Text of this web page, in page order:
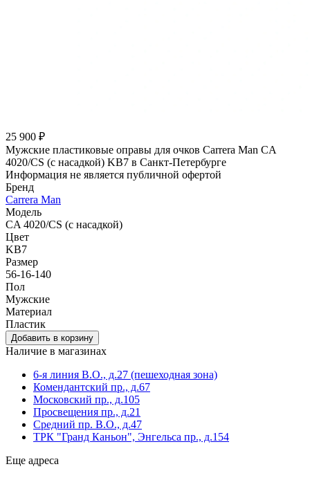
25 900 ₽
Мужские пластиковые оправы для очков Carrera Man CA
4020/CS (с насадкой) KB7 в Санкт-Петербурге
Информация не является публичной офертой
Бренд
Carrera Man
Модель
CA 4020/CS (с насадкой)
Цвет
KB7
Размер
56-16-140
Пол
Мужские
Материал
Пластик
Наличие в магазинах
6-я линия В.О., д.27 (пешeходная зона)
Комендантский пр., д.67
Московский пр., д.105
Просвещения пр., д.21
Средний пр. В.О., д.47
ТРК "Гранд Каньон", Энгельса пр., д.154
Еще адреса